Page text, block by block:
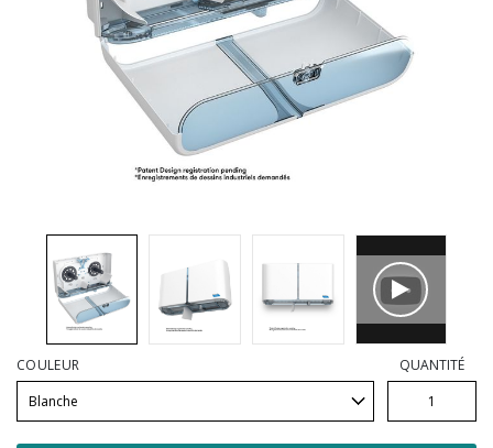
Hygiène personnelle
Microfibres et linges divers
Tampons, porte-tampons et manches
Vadrouilles, manches et cadres
COULEUR QUANTITÉ